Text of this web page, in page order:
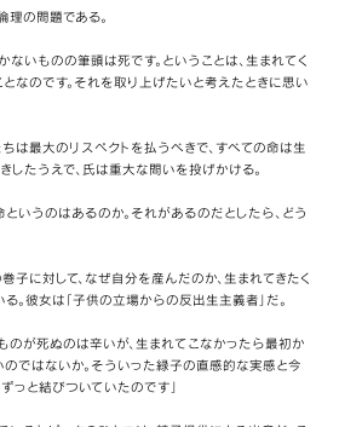
の問題である。
ないものの筆頭は死です。ということは、生まれてく
なのです。それを取り上げたいと考えたときに思い
ちは最大のリスペクトを払うべきで、すべての命は生
したうえで、氏は重大な問いを投げかける。
というのはあるのか。それがあるのだとしたら、どう
子に対して、なぜ自分を産んだのか、生まれてきたく
。彼女は「子供の立場からの反出生主義者」だ。
のが死ぬのは辛いが、生まれてこなかったら最初か
ではないか。そういった緑子の直感的な実感と今
っと結びついていたのです」